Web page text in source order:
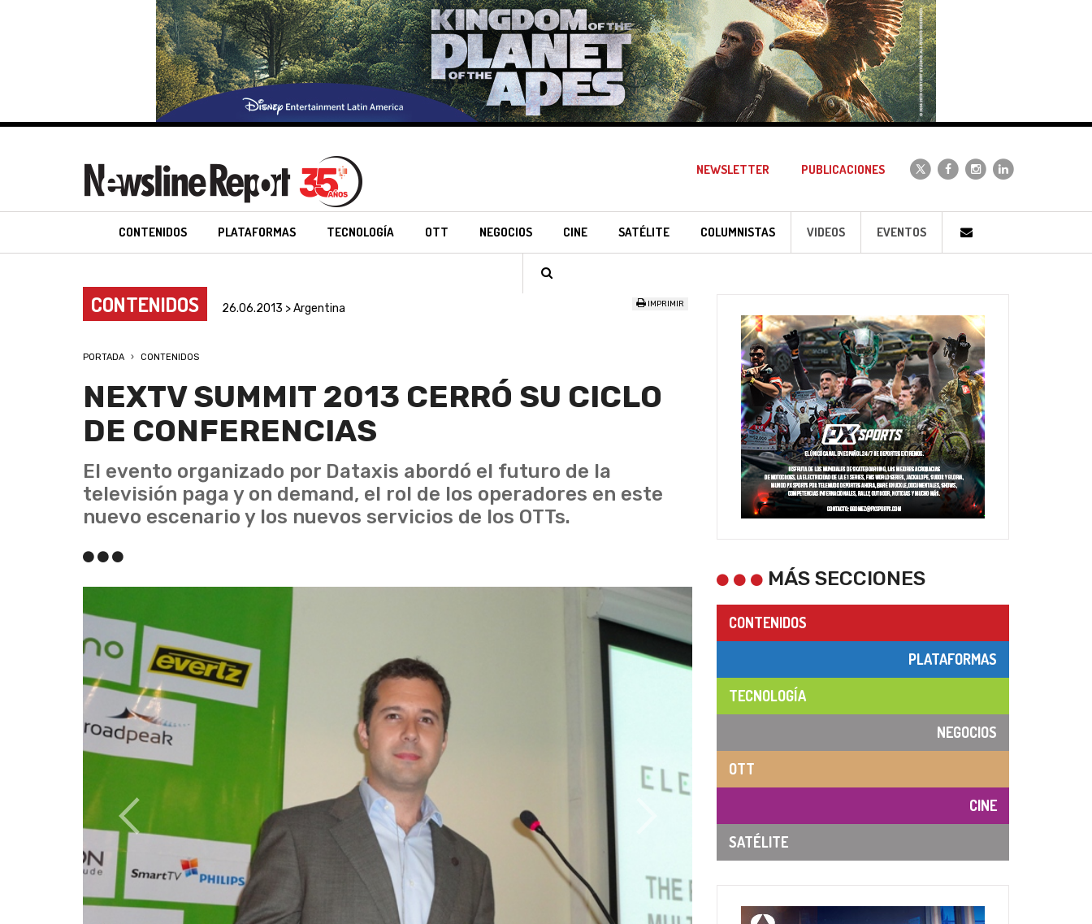
NEWSLETTER PUBLICACIONES
CONTENIDOS PLATAFORMAS TECNOLOGÍA OTT NEGOCIOS CINE SATÉLITE COLUMNISTAS VIDEOS EVENTOS
CONTENIDOS 26.06.2013 > Argentina IMPRIMIR
PORTADA CONTENIDOS
NEXTV SUMMIT 2013 CERRÓ SU CICLO
DE CONFERENCIAS
El evento organizado por Dataxis abordó el futuro de la
televisión paga y on demand, el rol de los operadores en este
nuevo escenario y los nuevos servicios de los OTTs.
MÁS SECCIONES
CONTENIDOS
PLATAFORMAS
TECNOLOGÍA
NEGOCIOS
OTT
CINE
SATÉLITE